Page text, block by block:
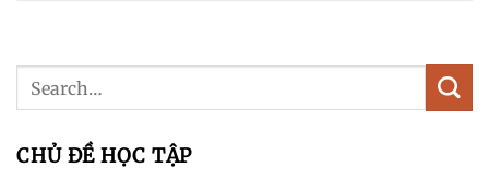
CHỦ ĐỀ HỌC TẬP